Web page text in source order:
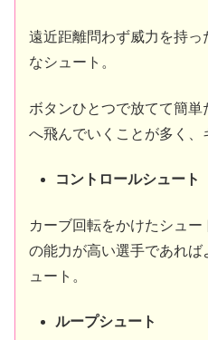
遠近距離問わず威力を持
なシュート。
ボタンひとつで放てて簡
へ飛んでいくことが多く、
コントロールシュート
カーブ回転をかけたシュ
の能力が高い選手であれ
ュート。
ループシュート